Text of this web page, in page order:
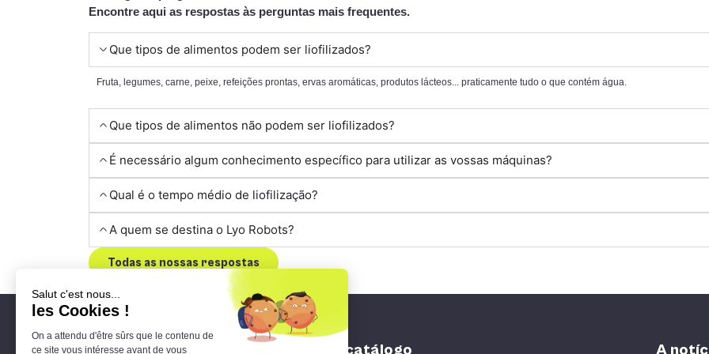
Encontre aqui as respostas às perguntas mais frequentes.
Que tipos de alimentos podem ser liofilizados?
Fruta, legumes, carne, peixe, refeições prontas, ervas aromáticas, produtos lácteos... praticamente tudo o que contém água.
Que tipos de alimentos não podem ser liofilizados?
É necessário algum conhecimento específico para utilizar as vossas máquinas?
Qual é o tempo médio de liofilização?
A quem se destina o Lyo Robots?
Todas as nossas respostas